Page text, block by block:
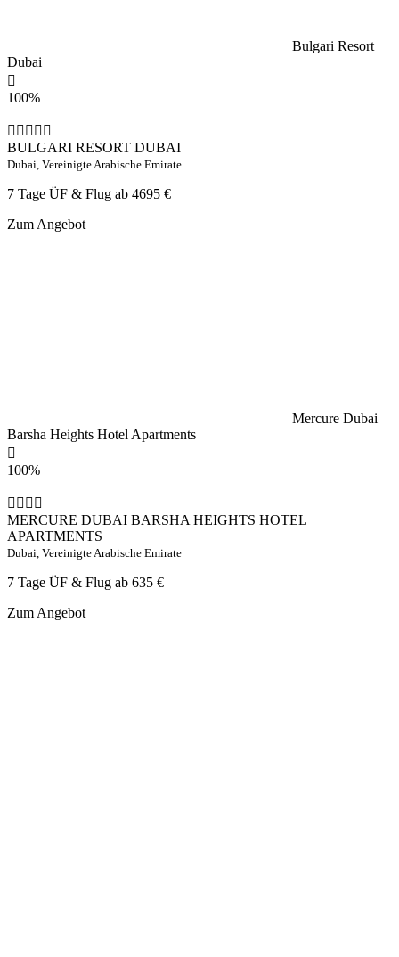
Bulgari Resort
Dubai
100%
BULGARI RESORT DUBAI
Dubai, Vereinigte Arabische Emirate
7 Tage ÜF & Flug ab 4695 €
Zum Angebot
Mercure Dubai
Barsha Heights Hotel Apartments
100%
MERCURE DUBAI BARSHA HEIGHTS HOTEL
APARTMENTS
Dubai, Vereinigte Arabische Emirate
7 Tage ÜF & Flug ab 635 €
Zum Angebot